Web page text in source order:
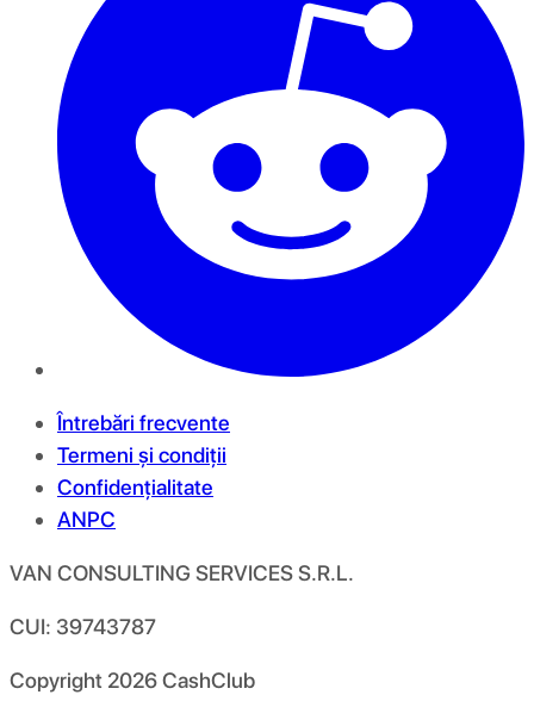
Întrebări frecvente
Termeni și condiții
Confidențialitate
ANPC
VAN CONSULTING SERVICES S.R.L.
CUI: 39743787
Copyright 2026CashClub